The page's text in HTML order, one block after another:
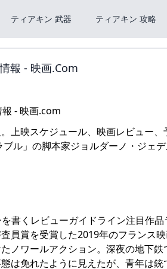
ティアキン 武器 ティアキン 攻略
報 - 映画.com
上映スケジュール、映画レビュー
ル」の脚本家ジョルダーノ・ジェ
書くレビューガイドライン注目作
員賞を受賞した2019年のフランス
ノワールアクション。深夜の地下
は免れたように見えたが、青年は